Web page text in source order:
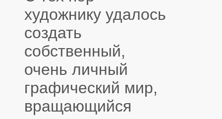
художнику удалось
создать
собственный,
очень личный
графический мир,
вращающийся